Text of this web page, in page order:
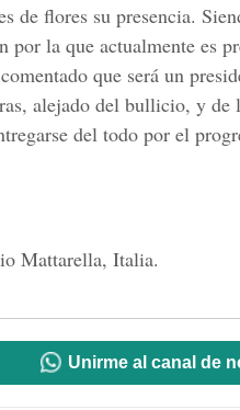
de flores su presencia.
por la que actualmente es
que será un
alejado del bullicio, y
del todo por el
Mattarella, Italia.
Unirme al canal de